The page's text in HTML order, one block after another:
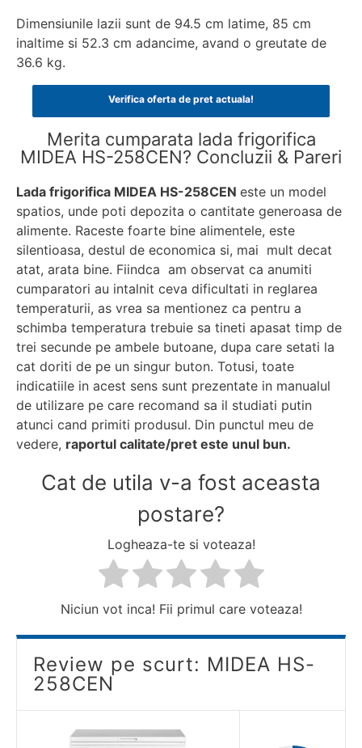
Dimensiunile lazii sunt de 94.5 cm latime, 85 cm
inaltime si 52.3 cm adancime, avand o greutate de
36.6 kg.
Verifica oferta de pret actuala!
Merita cumparata lada frigorifica
MIDEA HS-258CEN? Concluzii & Pareri
Lada frigorifica MIDEA HS-258CEN este un model
spatios, unde poti depozita o cantitate generoasa de
alimente. Raceste foarte bine alimentele, este
silentioasa, destul de economica si, mai mult decat
atat, arata bine. Fiindca am observat ca anumiti
cumparatori au intalnit ceva dificultati in reglarea
temperaturii, as vrea sa mentionez ca pentru a
schimba temperatura trebuie sa tineti apasat timp de
trei secunde pe ambele butoane, dupa care setati la
cat doriti de pe un singur buton. Totusi, toate
indicatiile in acest sens sunt prezentate in manualul
de utilizare pe care recomand sa il studiati putin
atunci cand primiti produsul. Din punctul meu de
vedere, raportul calitate/pret este unul bun.
Cat de utila v-a fost aceasta
postare?
Logheaza-te si voteaza!
Niciun vot inca! Fii primul care voteaza!
Review pe scurt: MIDEA HS-
258CEN